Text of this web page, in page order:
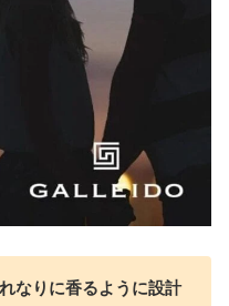
なりに香るように設計